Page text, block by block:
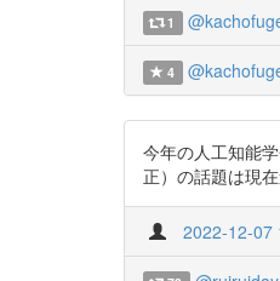
1
4
今年の人工知能
正）の話題は現
2022-12-07